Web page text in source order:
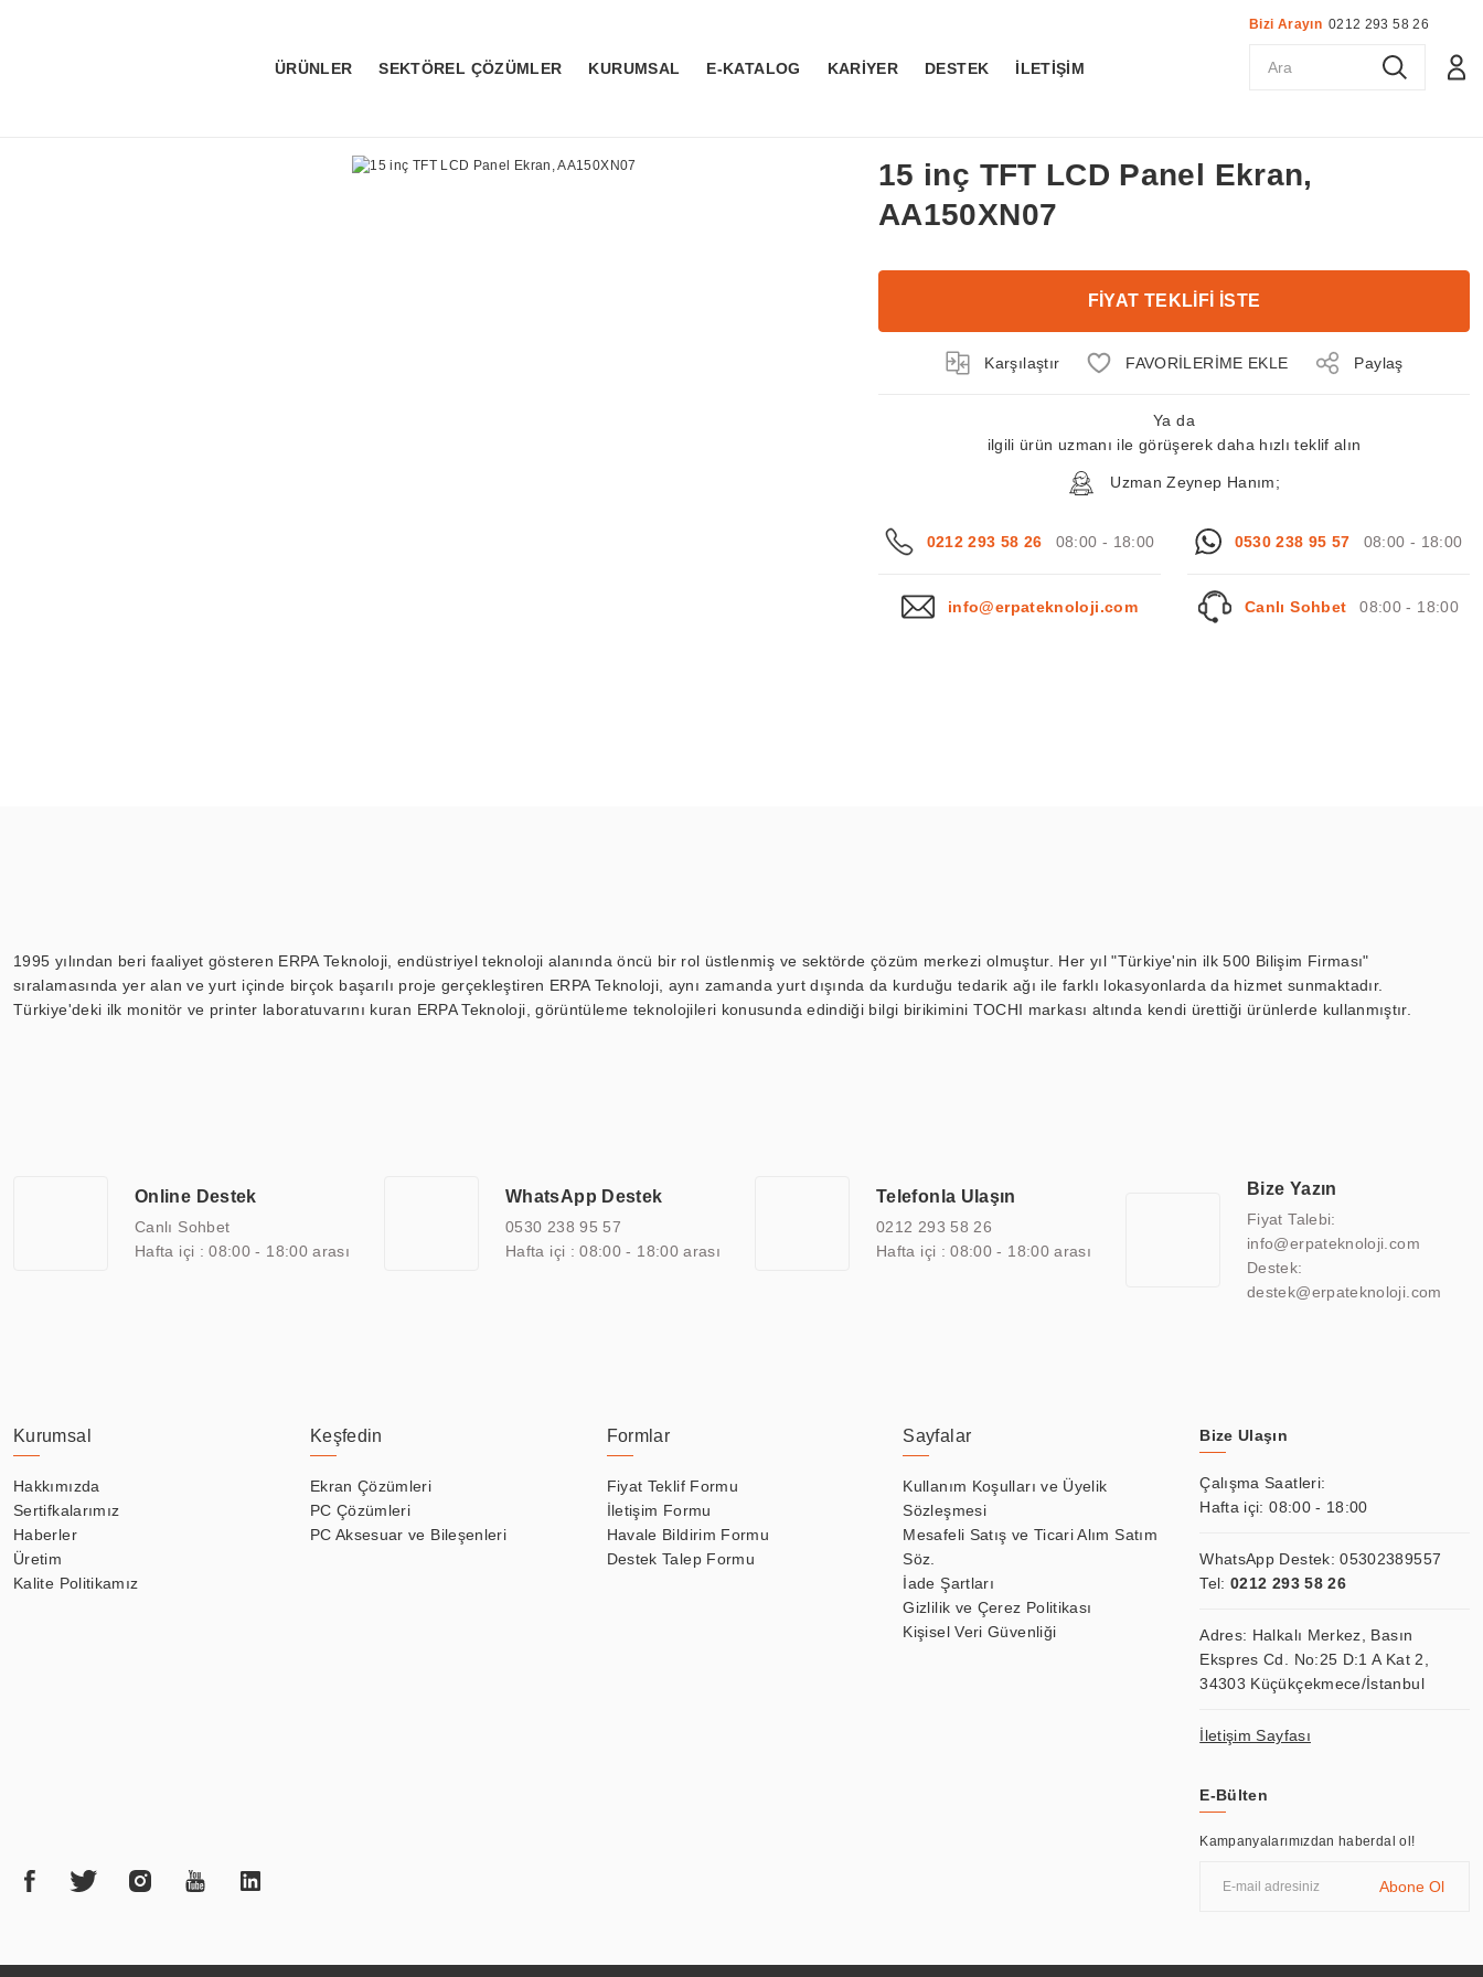
ÜRÜNLER SEKTÖREL ÇÖZÜMLER KURUMSAL E-KATALOG KARİYER DESTEK İLETİŞİM
Bizi Arayın 0212 293 58 26
15 inç TFT LCD Panel Ekran,
AA150XN07
FİYAT TEKLİFİ İSTE
Karşılaştır Paylaş
Ya da
ilgili ürün uzmanı ile görüşerek daha hızlı teklif alın
Uzman Zeynep Hanım;
0212 293 58 26 08:00 - 18:00 0530 238 95 57 08:00 - 18:00
info@erpateknoloji.com Canlı Sohbet 08:00 - 18:00
1995 yılından beri faaliyet gösteren ERPA Teknoloji, endüstriyel teknoloji alanında öncü bir rol üstlenmiş ve sektörde çözüm merkezi olmuştur. Her yıl "Türkiye'nin ilk 500 Bilişim Firması"
sıralamasında yer alan ve yurt içinde birçok başarılı proje gerçekleştiren ERPA Teknoloji, aynı zamanda yurt dışında da kurduğu tedarik ağı ile farklı lokasyonlarda da hizmet sunmaktadır.
Türkiye'deki ilk monitör ve printer laboratuvarını kuran ERPA Teknoloji, görüntüleme teknolojileri konusunda edindiği bilgi birikimini TOCHI markası altında kendi ürettiği ürünlerde kullanmıştır.
arasında yer almaktadır. ERPA Teknoloji, uluslararası standartlarda kalite belgelerine ve sertifikalara sahip olup, etik değerlere bağlı bir şekilde hareket etmektedir. Kaliteli ekipmanı, uzman kadroları,
yılların getirdiği bilgi ve tecrübe ile birleştiren ERPA Teknoloji, özel çözümleri ile iş ortaklarının öne çıkmasına ve sürekli gelişimine katkı sağlamaktadır.
Online Destek
Canlı Sohbet
Hafta içi : 08:00 - 18:00 arası
WhatsApp Destek
0530 238 95 57
Hafta içi : 08:00 - 18:00 arası
Telefonla Ulaşın
0212 293 58 26
Hafta içi : 08:00 - 18:00 arası
Bize Yazın
Fiyat Talebi:
info@erpateknoloji.com
Destek:
destek@erpateknoloji.com
Kurumsal
Hakkımızda
Sertifkalarımız
Haberler
Üretim
Kalite Politikamız
Keşfedin
Ekran Çözümleri
PC Çözümleri
PC Aksesuar ve Bileşenleri
Formlar
Fiyat Teklif Formu
İletişim Formu
Havale Bildirim Formu
Destek Talep Formu
Sayfalar
Kullanım Koşulları ve Üyelik
Sözleşmesi
Mesafeli Satış ve Ticari Alım Satım
Söz.
İade Şartları
Gizlilik ve Çerez Politikası
Kişisel Veri Güvenliği
Bize Ulaşın
Çalışma Saatleri:
Hafta içi: 08:00 - 18:00
WhatsApp Destek:05302389557
Tel: 0212 293 58 26
Adres: Halkalı Merkez, Basın
Ekspres Cd. No:25 D:1 A Kat 2,
34303 Küçükçekmece/İstanbul
İletişim Sayfası
E-Bülten
Kampanyalarımızdan haberdal ol!
Abone Ol